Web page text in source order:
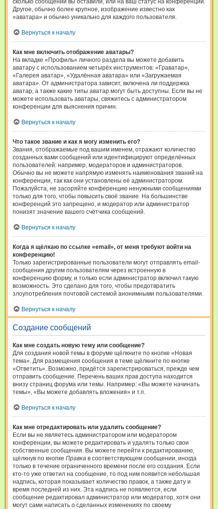
сколько сообщений вы оставили, или на ваш статус на конференции.
Другое, обычно более крупное, изображение известно как
«аватара» и обычно уникально для каждого пользователя.
Вернуться к началу
Как мне включить отображение аватары?
На вкладке «Профиль» личного раздела вы можете добавить
аватару с использованием четырёх инструментов: «Граватар»,
«Галерея аватар», «Удалённая аватара» или «Загружаемая
аватара». От администратора зависит, включена ли поддержка
аватар, а также какие типы аватар могут быть доступны. Если вы не
можете использовать аватары, свяжитесь с администратором
конференции для выяснения причин.
Вернуться к началу
Что такое звание и как я могу изменить его?
Звания, отображаемые под вашим именем, отражают количество
созданных вами сообщений или идентифицируют определённых
пользователей: например, модераторов и администраторов.
Обычно вы не можете напрямую изменять наименования званий на
конференции, так как они установлены её администратором.
Пожалуйста, не засоряйте конференцию ненужными сообщениями
только для того, чтобы повысить своё звание. На большинстве
конференций это запрещено, и модератор или администратор
понизят значение вашего счётчика сообщений.
Вернуться к началу
Когда я щёлкаю по ссылке «email», от меня требуют войти на
конференцию!
Только зарегистрированные пользователи могут отправлять email-
сообщения другим пользователям через встроенную в
конференцию форму, и только если администратор включил такую
возможность. Это сделано для того, чтобы предотвратить
злоупотребления почтовой системой анонимными пользователями.
Вернуться к началу
Создание сообщений
Как мне создать новую тему или сообщение?
Для создания новой темы в форуме щёлкните по кнопке «Новая
тема». Для размещения сообщения в теме щёлкните по кнопке
«Ответить». Возможно, придётся зарегистрироваться, прежде чем
отправить сообщение. Перечень ваших прав доступа находится
внизу страниц форума или темы. Например: «Вы можете начинать
темы», «Вы можете добавлять вложения» и т.п.
Вернуться к началу
Как мне отредактировать или удалить сообщение?
Если вы не являетесь администратором или модератором
конференции, вы можете редактировать и удалять только свои
собственные сообщения. Вы можете перейти к редактированию,
щёлкнув по кнопке Правка в соответствующем сообщении, иногда
только в течение ограниченного времени после его создания. Если
кто-то уже ответил на сообщение, то под ним появится небольшая
надпись, которая показывает количество правок, а также дату и
время последней из них. Эта надпись не появляется, если
сообщение редактировал администратор или модератор, хотя они
могут сами написать о сделанных изменениях по своему